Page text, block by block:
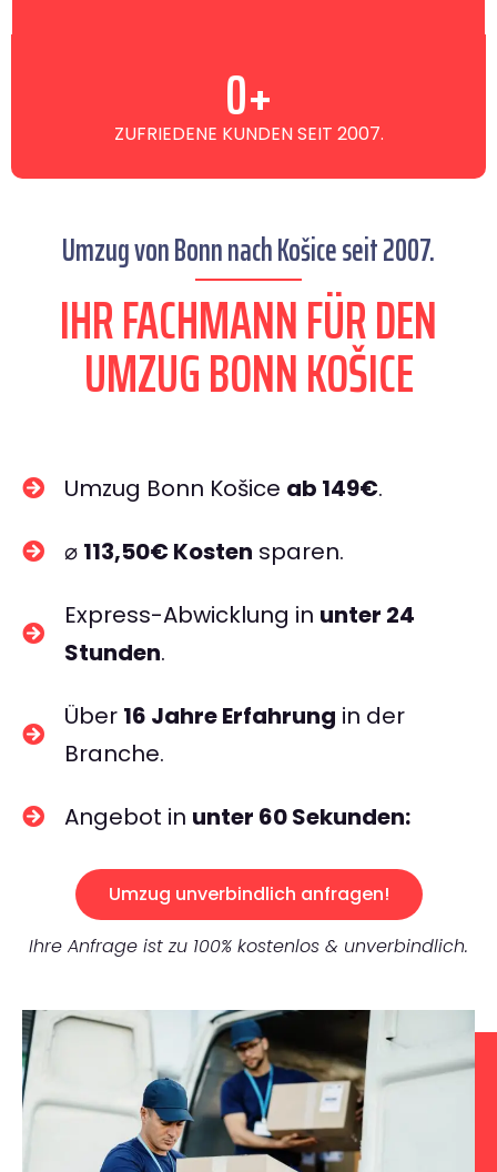
ZUFRIEDENE KUNDEN SEIT 2007.
0+
Umzug von Bonn nach Košice seit 2007.
IHR FACHMANN FÜR DEN
UMZUG BONN KOŠICE
Umzug Bonn Košice ab 149€.
⌀ 113,50€ Kosten sparen.
Express-Abwicklung in unter 24
Stunden.
Über 16 Jahre Erfahrung in der
Branche.
Angebot in unter 60 Sekunden:
Umzug unverbindlich anfragen!
Ihre Anfrage ist zu 100% kostenlos & unverbindlich.